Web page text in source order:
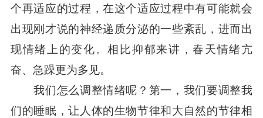
个再适应的过程，在这个适应过程中有可能就会
出现刚才说的神经递质分泌的一些紊乱，进而出
现情绪上的变化。相比抑郁来讲，春天情绪亢
奋、急躁更为多见。
我们怎么调整情绪呢？第一，我们要调整我
们的睡眠，让人体的生物节律和大自然的节律相